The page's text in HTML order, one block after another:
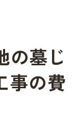
の墓じ
事の費